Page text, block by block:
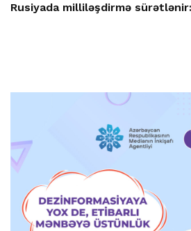
Rusiyada milliləşdirmə sürətlənir: